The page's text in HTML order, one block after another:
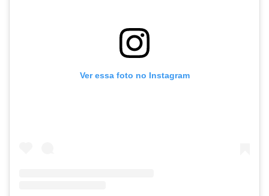
Ver essa foto no Instagram